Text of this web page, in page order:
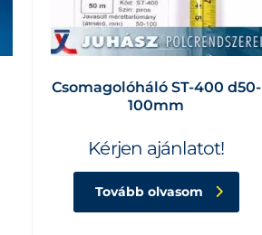
Csomagolóháló ST-400 d50-
100mm
Kérjen ajánlatot!
Tovább olvasom